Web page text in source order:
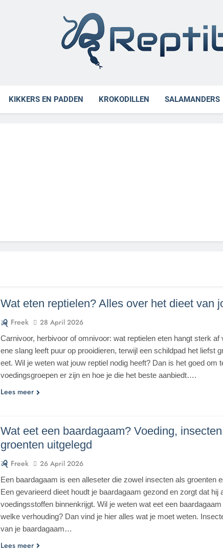
KIKKERS EN PADDEN KROKODILLEN SALAMANDERS
Wat eten reptielen? Alles over het dieet van
Freek 28 April 2026
Carnivoor, herbivoor of omnivoor: wat reptielen eten hangt sterk af
ene slang leeft puur op prooidieren, terwijl een schildpad het liefst
eet. Wil je weten wat jouw reptiel nodig heeft? Dan is het goed om
voedingsgroepen er zijn en hoe je die het beste aanbiedt….
Lees meer
Wat eet een baardagaam? Voeding,
groenten uitgelegd
Freek 26 April 2026
Een baardagaam is een alleseter die zowel insecten als groenten
Een gevarieerd dieet houdt je baardagaam gezond en zorgt dat hij
voedingsstoffen binnenkrijgt. Wil je weten wat eet een
welke verhouding? Dan vind je hier alles wat je moet weten.
van je baardagaam…
Lees meer